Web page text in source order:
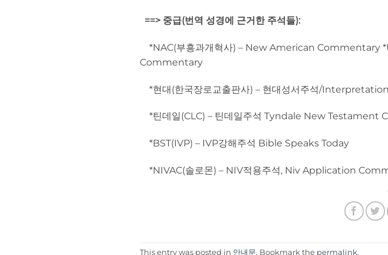
==> 중급(번역 성경에 근거한 주석들):
*NAC(부흥과개혁사) – New American Commentary
Commentary
*현대(한국장로교출판사) – 현대성서주석/Interpretation
*틴데일(CLC) – 틴데일주석 Tyndale New Testament
*BST(IVP) – IVP강해주석 Bible Speaks Today
*NIVAC(솔로몬) – NIV적용주석, Niv Application
This entry was posted in 안내문. Bookmark the permalink.